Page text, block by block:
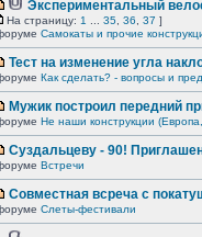
Экспериментальный
На страницу: 1 35 36 37 ]
Самокаты и прочие
Тест на изменение угла
Как сделать? - вопросы и
Мужик построил передний
Не наши конструкции
Суздальцеву - 90!
Встречи
Совместная всреча с
Слеты-фестивали